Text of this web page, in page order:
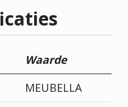
Waarde
MEUBELLA